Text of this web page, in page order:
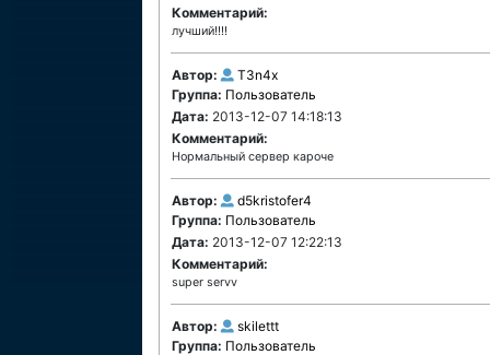
Комментарий:
лучший!!!!
Автор:
T3n4x
Группа: Пользователь
Дата: 2013-12-07 14:18:13
Комментарий:
Нормальный сервер кароче
Автор:
d5kristofer4
Группа: Пользователь
Дата: 2013-12-07 12:22:13
Комментарий:
super servv
Автор:
skilettt
Группа: Пользователь